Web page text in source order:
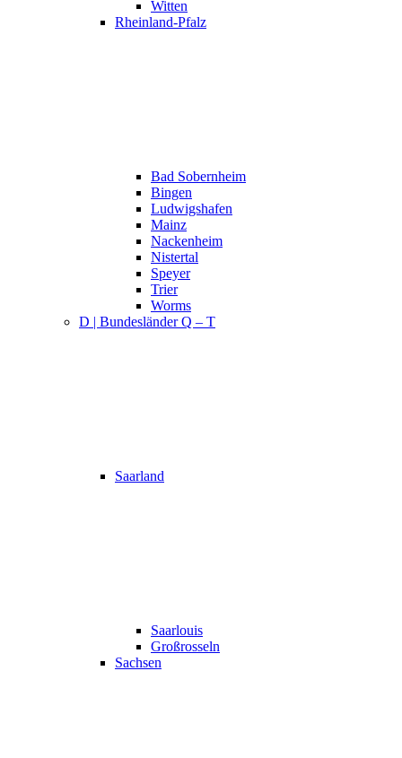
Witten
Rheinland-Pfalz
Bad Sobernheim
Bingen
Ludwigshafen
Mainz
Nackenheim
Nistertal
Speyer
Trier
Worms
D | Bundesländer Q – T
Saarland
Saarlouis
Großrosseln
Sachsen